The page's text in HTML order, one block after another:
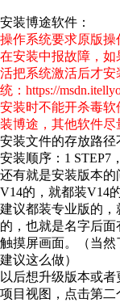
安装博途软件：
操作系统要求原版操
在安装中报故障，
活把系统激活后才安
统：https://
安装时不能开杀毒
装博途，其他软件
安装文件的存放路
安装顺序：1 STEP7
还有就是安装版本的
V14的，就都装V14
建议都装专业版的，
的，也就是名字后面
触摸屏画面。（当
建议这么做）
以后想升级版本或
项目视图，点击第